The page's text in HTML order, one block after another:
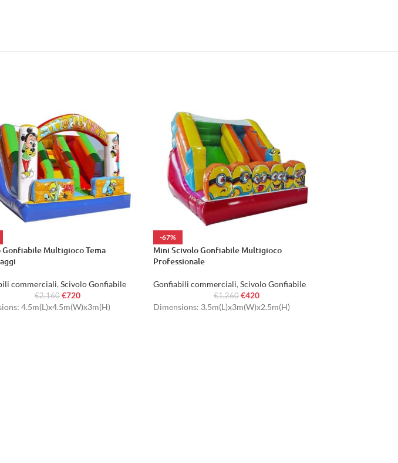
Gonfiabile Multigioco Tema
commerciali, Scivolo Gonfiabile
€2,160 €720
4.5m(L)x4.5m(W)x3m(H)
-67%
Mini Scivolo Gonfiabile Multigioco
Professionale
Gonfiabili commerciali, Scivolo Gonfiabile
€1,260 €420
Dimensions: 3.5m(L)x3m(W)x2.5m(H)